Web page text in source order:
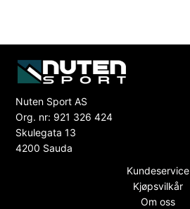
Nuten Sport AS
Org. nr: 921 326 424
Skulegata 13
4200 Sauda
Kundeservice
Kjøpsvilkår
Om oss